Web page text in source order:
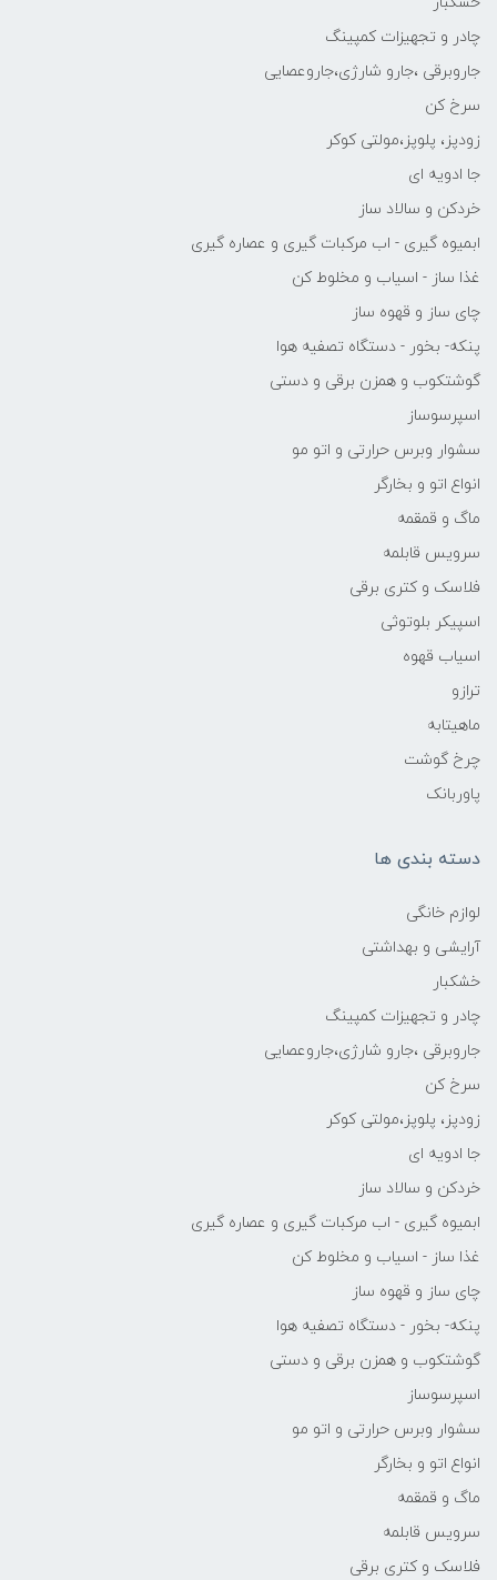
چادر و تجهیزات کمپینگ
جاروبرقی ،جارو شارژی،جاروعصایی
سرخ کن
زودپز، پلوپز،مولتی کوکر
جا ادویه ای
خردکن و سالاد ساز
ابمیوه گیری - اب مرکبات گیری و عصاره گیری
غذا ساز - اسیاب و مخلوط کن
چای ساز و قهوه ساز
پنکه- بخور - دستگاه تصفیه هوا
گوشتکوب و همزن برقی و دستی
اسپرسوساز
سشوار وبرس حرارتی و اتو مو
انواع اتو و بخارگر
ماگ و قمقمه
سرویس قابلمه
فلاسک و کتری برقی
اسپیکر بلوتوثی
اسیاب قهوه
ترازو
ماهیتابه
چرخ گوشت
پاوربانک
دسته بندی ها
لوازم خانگی
آرایشی و بهداشتی
خشکبار
چادر و تجهیزات کمپینگ
جاروبرقی ،جارو شارژی،جاروعصایی
سرخ کن
زودپز، پلوپز،مولتی کوکر
جا ادویه ای
خردکن و سالاد ساز
ابمیوه گیری - اب مرکبات گیری و عصاره گیری
غذا ساز - اسیاب و مخلوط کن
چای ساز و قهوه ساز
پنکه- بخور - دستگاه تصفیه هوا
گوشتکوب و همزن برقی و دستی
اسپرسوساز
سشوار وبرس حرارتی و اتو مو
انواع اتو و بخارگر
ماگ و قمقمه
سرویس قابلمه
فلاسک و کتری برقی